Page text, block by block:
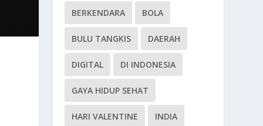
BERKENDARA BOLA
BULU TANGKIS DAERAH
DIGITAL DI INDONESIA
GAYA HIDUP SEHAT
HARI VALENTINE INDIA